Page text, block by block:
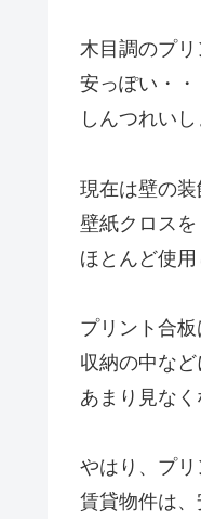
木目調のプ
安っぽい・・
しんつれいし
現在は壁の装
壁紙クロスを
ほとんど使
プリント合
収納の中な
あまり見なく
やはり、プ
賃貸物件は